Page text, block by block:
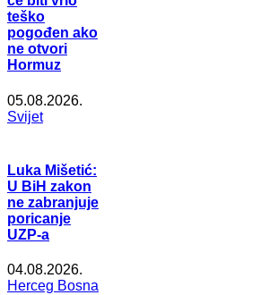
teško
pogođen ako
ne otvori
Hormuz
05.08.2026.
Svijet
Luka Mišetić:
U BiH zakon
ne zabranjuje
poricanje
UZP-a
04.08.2026.
Herceg Bosna